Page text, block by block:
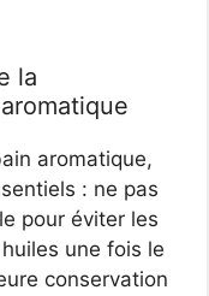
la
aromatique,
: ne pas
pour éviter les
une fois le
conservation